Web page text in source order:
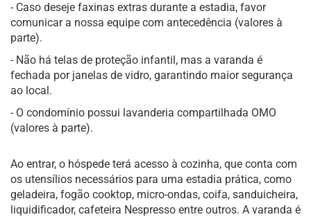
- Caso deseje faxinas extras durante a estadia, favor
comunicar a nossa equipe com antecedência (valores à
parte).
- Não há telas de proteção infantil, mas a varanda é
fechada por janelas de vidro, garantindo maior segurança
ao local.
- O condomínio possui lavanderia compartilhada OMO
(valores à parte).
Ao entrar, o hóspede terá acesso à cozinha, que conta com
os utensílios necessários para uma estadia prática, como
geladeira, fogão cooktop, micro-ondas, coifa, sanduicheira,
liquidificador, cafeteira Nespresso entre outros. A varanda é